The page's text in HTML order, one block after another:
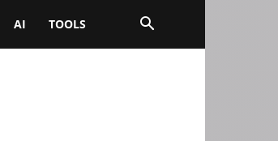
AI TOOLS